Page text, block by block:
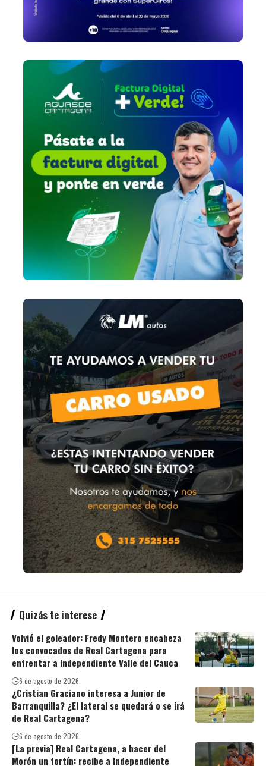
Quizás te interese
Volvió el goleador: Fredy Montero encabeza
los convocados de Real Cartagena para
enfrentar a Independiente Valle del Cauca
6 de agosto de 2026
¿Cristian Graciano interesa a Junior de
Barranquilla? ¿El lateral se quedará o se irá
de Real Cartagena?
6 de agosto de 2026
[La previa] Real Cartagena, a hacer del
Morón un fortín: recibe a Independiente